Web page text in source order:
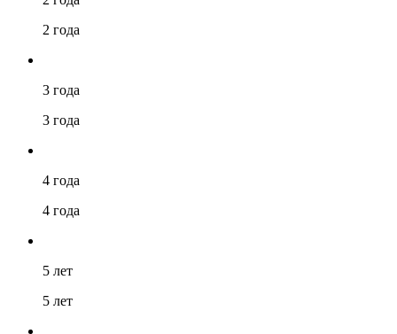
2 года
3 года
3 года
4 года
4 года
5 лет
5 лет